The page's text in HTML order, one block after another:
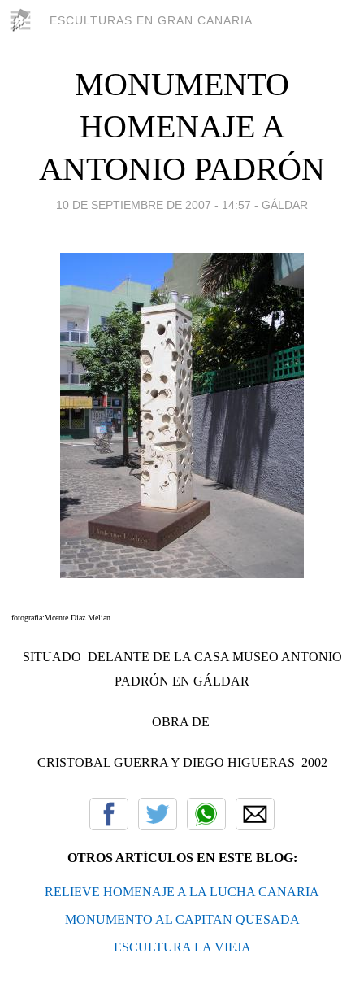
ESCULTURAS EN GRAN CANARIA
MONUMENTO
HOMENAJE A
ANTONIO PADRÓN
10 DE SEPTIEMBRE DE 2007 - 14:57 - GÁLDAR
fotografia:Vicente Diaz Melian
SITUADO DELANTE DE LA CASA MUSEO ANTONIO
PADRÓN EN GÁLDAR
OBRA DE
CRISTOBAL GUERRA Y DIEGO HIGUERAS 2002
OTROS ARTÍCULOS EN ESTE BLOG:
RELIEVE HOMENAJE A LA LUCHA CANARIA
MONUMENTO AL CAPITAN QUESADA
ESCULTURA LA VIEJA